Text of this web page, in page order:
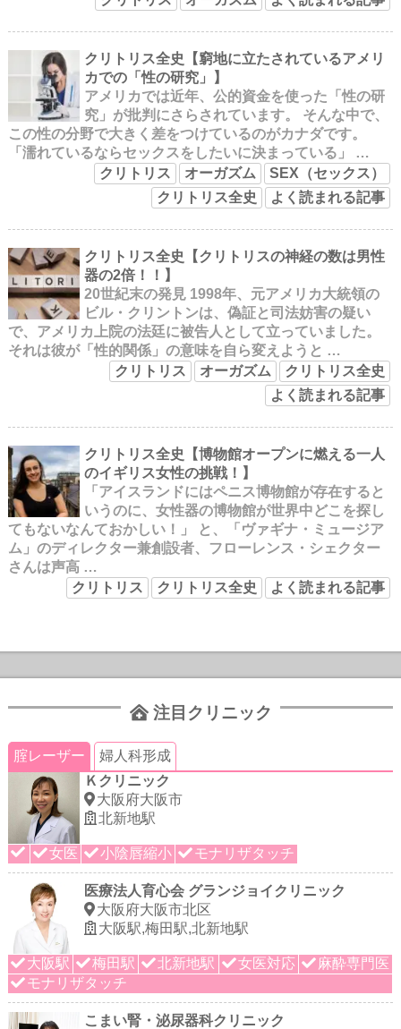
クリトリス全史【窮地に立たされているアメリ
カでの「性の研究」】
アメリカでは近年、公的資金を使った「性の研
究」が批判にさらされています。 そんな中で、
この性の分野で大きく差をつけているのがカナダです。
「濡れているならセックスをしたいに決まっている」 …
クリトリス
オーガズム
SEX（セックス）
クリトリス全史
よく読まれる記事
クリトリス全史【クリトリスの神経の数は男性
器の2倍！！】
20世紀末の発見 1998年、元アメリカ大統領の
ビル・クリントンは、偽証と司法妨害の疑い
で、アメリカ上院の法廷に被告人として立っていました。
それは彼が「性的関係」の意味を自ら変えようと …
クリトリス
オーガズム
クリトリス全史
よく読まれる記事
クリトリス全史【博物館オープンに燃える一人
のイギリス女性の挑戦！】
「アイスランドにはペニス博物館が存在すると
いうのに、女性器の博物館が世界中どこを探し
てもないなんておかしい！」 と、「ヴァギナ・ミュージア
ム」のディレクター兼創設者、フローレンス・シェクター
さんは声高 …
クリトリス
クリトリス全史 よく読まれる記事
注目クリニック
腟レーザー
婦人科形成
Ｋクリニック
大阪府大阪市
北新地駅
女医 小陰唇縮小 モナリザタッチ
医療法人育心会 グランジョイクリニック
大阪府大阪市北区
大阪駅,梅田駅,北新地駅
大阪駅 梅田駅 北新地駅 女医対応
麻酔専門医
モナリザタッチ
こまい腎・泌尿器科クリニック